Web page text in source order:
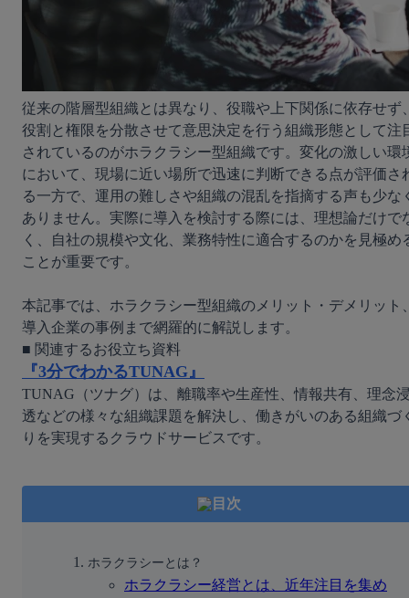
従来の階層型組織とは異なり、役職や上下関係に依存せず
役割と権限を分散させて意思決定を行う組織形態として注
されているのがホラクラシー型組織です。変化の激しい環
において、現場に近い場所で迅速に判断できる点が評価さ
る一方で、運用の難しさや組織の混乱を指摘する声も少な
ありません。実際に導入を検討する際には、理想論だけで
く、自社の規模や文化、業務特性に適合するのかを見極め
ことが重要です。
本記事では、ホラクラシー型組織のメリット・デメリット
『3分でわかるTUNAG』
TUNAG（ツナグ）は、離職率や生産性、情報共有、理念
透などの様々な組織課題を解決し、働きがいのある組織づ
りを実現するクラウドサービスです。
目次
ホラクラシーとは？
ホラクラシー経営とは、近年注目を集め